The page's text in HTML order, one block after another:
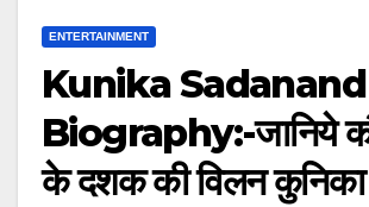
ENTERTAINMENT
Kunika Sadanand
Biography:-जानिये
के दशक की विलन कुनिका